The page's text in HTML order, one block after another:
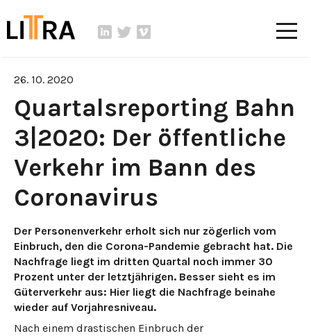
26. 10. 2020
Quartalsreporting Bahn
3|2020: Der öffentliche
Verkehr im Bann des
Coronavirus
Der Personenverkehr erholt sich nur zögerlich vom
Einbruch, den die Corona-Pandemie gebracht hat. Die
Nachfrage liegt im dritten Quartal noch immer 30
Prozent unter der letztjährigen. Besser sieht es im
Güterverkehr aus: Hier liegt die Nachfrage beinahe
wieder auf Vorjahresniveau.
Nach einem drastischen Einbruch der